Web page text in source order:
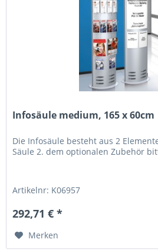
Infosäule medium, 165 x 60cm
Die Infosäule besteht aus 2
Säule 2. dem optionalen Zubehör
Artikelnr: K06957
292,71 € *
Merken